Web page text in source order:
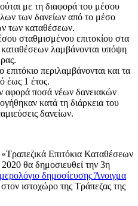
με τη διαφορά του μέσου
των δανείων από το μέσο
των καταθέσεων.
σταθμισμένου επιτοκίου στα
λαμβάνονται υπόψη
περιλαμβάνονται και τα
έως 1 έτος.
αφορά ποσά νέων δανειακών
κατά τη διάρκεια του
δανείων.
Επιτόκια Καταθέσεων
θα δημοσιευθεί την 3η
δημοσίευσης Άνοιγμα
ιστοχώρο της Τράπεζας της